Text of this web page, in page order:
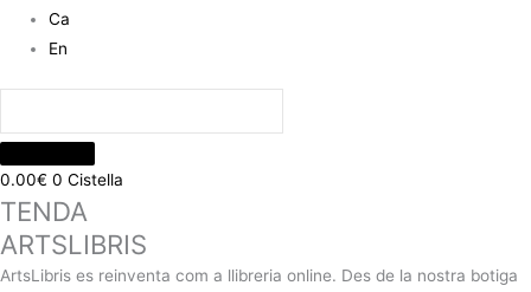
Ca
En
0.00€ 0 Cistella
TENDA
ARTSLIBRIS
ArtsLibris es reinventa com a llibreria online. Des de la nostra botiga